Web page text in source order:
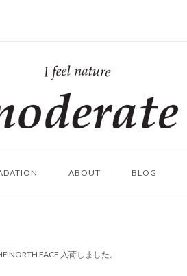
ム
ABOUT BLOG
NORTH FACE 入荷しました。